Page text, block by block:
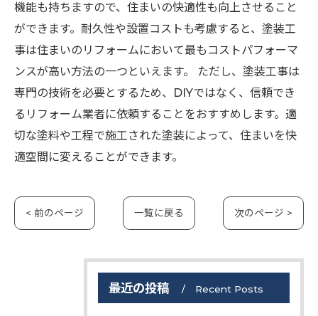
機能も持ちますので、住まいの快適性も向上させること
ができます。耐久性や設置コストも考慮すると、塗装工
事は住まいのリフォームにおいて最もコストパフォーマ
ンスが高い方法の一つといえます。 ただし、塗装工事は
専門の技術を必要とするため、DIYではなく、信頼でき
るリフォーム業者に依頼することをおすすめします。適
切な塗料や工程で施工された塗装によって、住まいを快
適空間に変えることができます。
< 前のページ 一覧に戻る 次のページ >
最近の投稿 Recent Posts